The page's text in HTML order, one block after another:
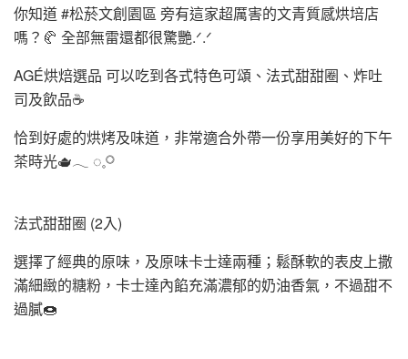
你知道 #松菸文創園區 旁有這家超厲害的文青質感烘培店
嗎？🥐 全部無雷還都很驚艷.ᐟ‪‪‪.ᐟ‪‪‪
AGÉ烘焙選品 可以吃到各式特色可頌、法式甜甜圈、炸吐
司及飲品☕️
恰到好處的烘烤及味道，非常適合外帶一份享用美好的下午
茶時光🫖𓂃 ◌‬𓈒𓋪‪
法式甜甜圈 (2入)
選擇了經典的原味，及原味卡士達兩種；鬆酥軟的表皮上撒
滿細緻的糖粉，卡士達內餡充滿濃郁的奶油香氣，不過甜不
過膩🍩